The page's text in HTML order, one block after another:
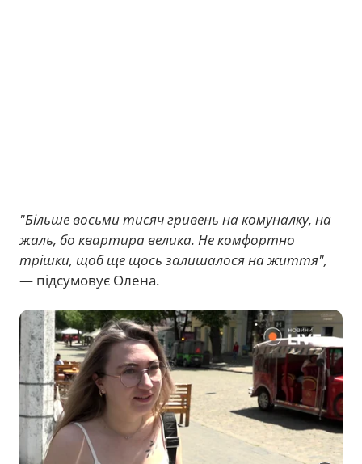
"Більше восьми тисяч гривень на комуналку, на
жаль, бо квартира велика. Не комфортно
трішки, щоб ще щось залишалося на життя",
— підсумовує Олена.